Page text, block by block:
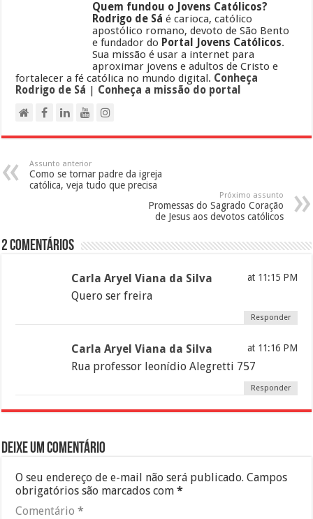
Quem fundou o Jovens Católicos?
Rodrigo de Sá é carioca, católico
apostólico romano, devoto de São Bento
e fundador do Portal Jovens Católicos.
Sua missão é usar a internet para
aproximar jovens e adultos de Cristo e
fortalecer a fé católica no mundo digital. Conheça
Rodrigo de Sá | Conheça a missão do portal
Assunto anterior
Como se tornar padre da igreja
católica, veja tudo que precisa
Próximo assunto
Promessas do Sagrado Coração
de Jesus aos devotos católicos
2 Comentários
Carla Aryel Viana da Silva at 11:15 PM
Quero ser freira
Responder
Carla Aryel Viana da Silva at 11:16 PM
Rua professor leonídio Alegretti 757
Responder
Deixe um comentário
O seu endereço de e-mail não será publicado. Campos
obrigatórios são marcados com*
Comentário*